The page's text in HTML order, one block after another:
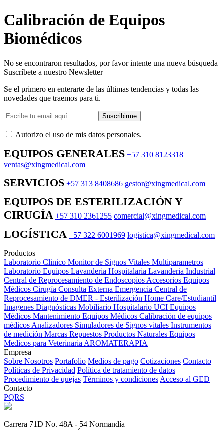
Calibración de Equipos
Biomédicos
No se encontraron resultados, por favor intente una nueva búsqueda
Suscríbete a nuestro Newsletter
Se el primero en enterarte de las últimas tendencias y todas las
novedades que traemos para ti.
Suscribirme
Autorizo ​​el uso de mis datos personales.
EQUIPOS GENERALES +57 310 8123318
ventas@xingmedical.com
SERVICIOS +57 313 8408686 gestor@xingmedical.com
EQUIPOS DE ESTERILIZACIÓN Y
CIRUGÍA +57 310 2361255 comercial@xingmedical.com
LOGÍSTICA +57 322 6001969 logistica@xingmedical.com
Productos
Laboratorio Clinico Monitor de Signos Vitales Multiparametros
Laboratorio Equipos Lavanderia Hospitalaria Lavanderia Industrial
Central de Reprocesamiento de Endoscopios Accesorios Equipos
Médicos Cirugía Consulta Externa Emergencia Central de
Reprocesamiento de DMER - Esterilización Home Care/Estudiantil
Imagenes Diagnósticas Mobiliario Hospitalario UCI Equipos
Médicos Mantenimiento Equipos Médicos Calibración de equipos
médicos Analizadores Simuladores de Signos vitales Instrumentos
de medición Marcas Repuestos Productos Naturales Equipos
Medicos para Veterinaria AROMATERAPIA
Empresa
Sobre Nosotros Portafolio Medios de pago Cotizaciones Contacto
Políticas de Privacidad Política de tratamiento de datos
Procedimiento de quejas Términos y condiciones Acceso al GED
Contacto
PQRS
Carrera 71D No. 48A - 54 Normandía